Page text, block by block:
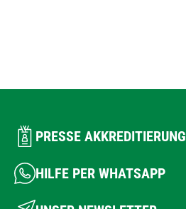
PRESSE AKKREDITIERUNG
HILFE PER WHATSAPP